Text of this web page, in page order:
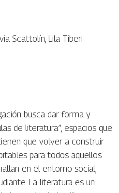
Scattolín, Lila Tiberi
busca dar forma y
de literatura”, espacios que
que volver a construir
para todos aquellos
en el entorno social,
La literatura es un